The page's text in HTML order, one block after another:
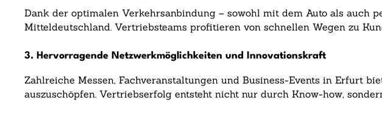
Dank der optimalen Verkehrsanbindung – sowohl mit dem Auto als auch
Mitteldeutschland. Vertriebsteams profitieren von schnellen Wegen zu
3. Hervorragende Netzwerkmöglichkeiten und Innovationskraft
Zahlreiche Messen, Fachveranstaltungen und Business-Events in Erfurt
auszuschöpfen. Vertriebserfolg entsteht nicht nur durch Know-how,